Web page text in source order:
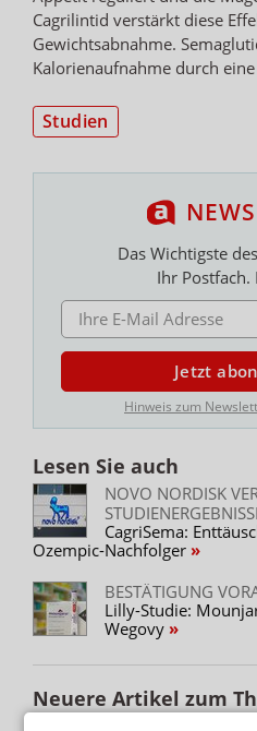
Cagrilintid verstärkt diese
Gewichtsabnahme.
Kalorienaufnahme durch
Studien
Das Wichtigste
Ihr Postfach.
E-MAIL ADRESSE
Jetzt
Hinweis zum
Lesen Sie auch
NOVO NORDISK
CagriSema:
Ozempic-Nachfolger
BESTÄTIGUNG
Lilly-Studie:
Wegovy
Neuere Artikel zum